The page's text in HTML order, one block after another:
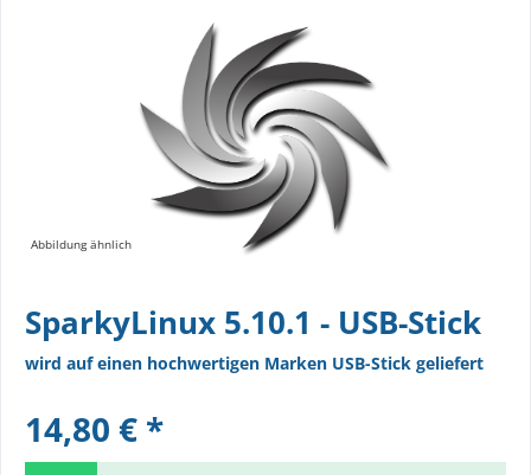
Abbildung ähnlich
SparkyLinux 5.10.1 - USB-Stick
wird auf einen hochwertigen Marken USB-Stick geliefert
14,80 € *